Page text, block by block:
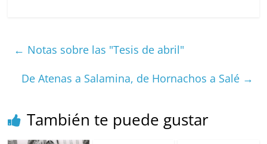
e
o
k
l s
p
h a
s
l
tir
← Notas sobre las "Tesis de abril"
De Atenas a Salamina, de Hornachos a Salé →
También te puede gustar